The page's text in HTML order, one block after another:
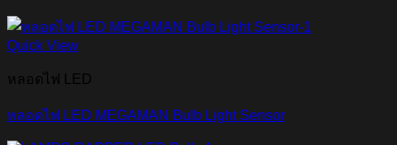
Quick View
หลอดไฟ LED
หลอดไฟ LED MEGAMAN Bulb Light Sensor